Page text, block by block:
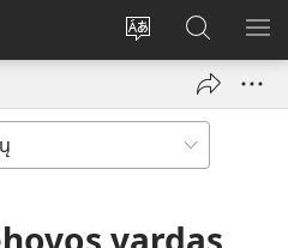
Pakeisti
svetainės
Prisijungti
(atsiveria Paieška
svetainėje
JW.ORG